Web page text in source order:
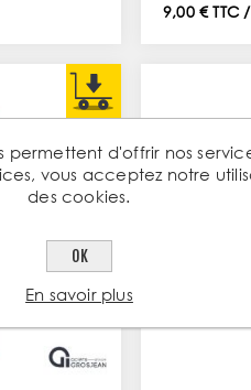
9,00 € TTC
permettent d'offrir nos
vous acceptez notre
des cookies.
OK
En savoir plus